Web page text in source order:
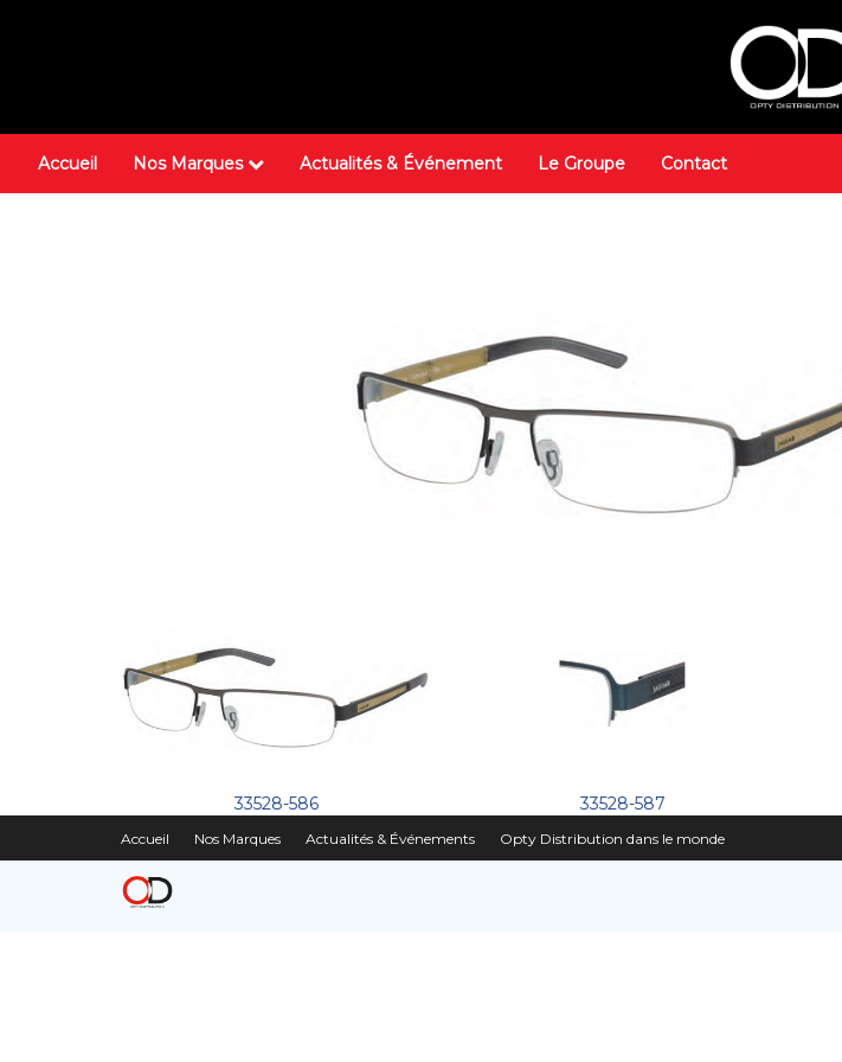
Accueil Nos Marques Actualités & Événement Le Groupe Contact
33528-586 33528-587
Accueil Nos Marques Actualités & Événements Opty Distribution dans le monde